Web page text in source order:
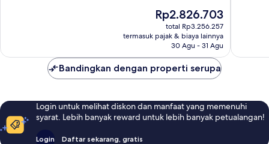
Harga
sekarang
Rp2.826.703
Rp2.826.703
total Rp3.256.257
termasuk pajak & biaya lainnya
30 Agu - 31 Agu
Bandingkan dengan properti serupa
Login untuk melihat diskon dan manfaat yang memenuhi
syarat. Lebih banyak reward untuk lebih banyak petualangan!
Login Daftar sekarang, gratis